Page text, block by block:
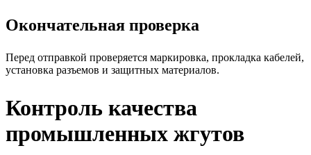
Окончательная проверка
Перед отправкой проверяется маркировка, прокладка кабелей,
установка разъемов и защитных материалов.
Контроль качества
промышленных жгутов